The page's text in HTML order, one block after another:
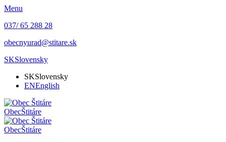
Menu
037/ 65 288 28
obecnyurad@stitare.sk
SKSlovensky
SKSlovensky
ENEnglish
ObecŠtitáre
ObecŠtitáre